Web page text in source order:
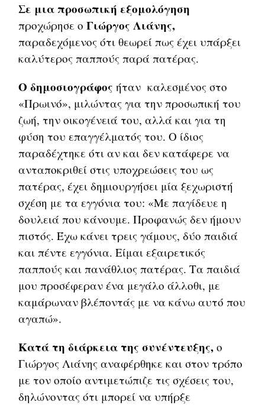
Σε μια προσωπική εξομολόγηση
προχώρησε οΓιώργος Λιάνης,
παραδεχόμενος ότι θεωρεί πως έχει υπάρξει
καλύτερος παππούς παρά πατέρας.
Ο δημοσιογράφος ήταν καλεσμένος στο
«Πρωινό», μιλώντας για την προσωπική του
ζωή, την οικογένειά του, αλλά και για τη
φύση του επαγγέλματός του. Ο ίδιος
παραδέχτηκε ότι αν και δεν κατάφερε να
ανταποκριθεί στις υποχρεώσεις του ως
πατέρας, έχει δημιουργήσει μία ξεχωριστή
σχέση με τα εγγόνια του: «Με παγίδευε η
δουλειά που κάνουμε. Προφανώς δεν ήμουν
πιστός. Έχω κάνει τρεις γάμους, δύο παιδιά
και πέντε εγγόνια. Είμαι εξαιρετικός
παππούς και πανάθλιος πατέρας. Τα παιδιά
μου προσέφεραν ένα μεγάλο άλλοθι, με
καμάρωναν βλέποντάς με να κάνω αυτό που
αγαπώ».
Κατά τη διάρκεια της συνέντευξης, ο
Γιώργος Λιάνης αναφέρθηκε και στον τρόπο
με τον οποίο αντιμετώπιζε τις σχέσεις του,
δηλώνοντας ότι μπορεί να υπήρξε